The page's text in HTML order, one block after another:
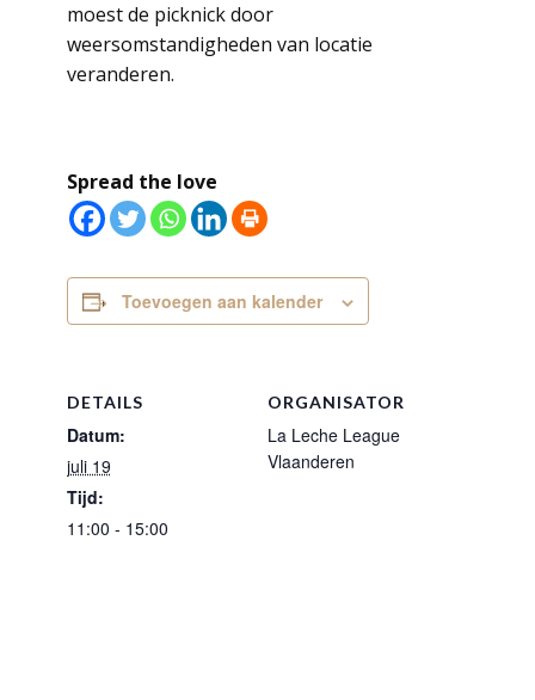
moest de picknick door
weersomstandigheden van locatie
veranderen.
Spread the love
Toevoegen aan kalender
DETAILS
Datum:
juli 19
Tijd:
11:00 - 15:00
ORGANISATOR
La Leche League
Vlaanderen